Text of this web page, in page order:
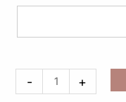
- +